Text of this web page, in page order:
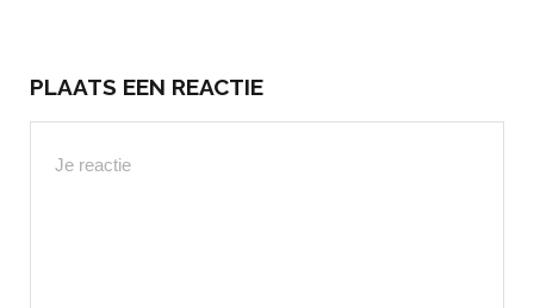
PLAATS EEN REACTIE